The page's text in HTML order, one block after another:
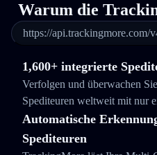
Warum die
https://api.trackingmore.com/
1,600+ integrierte
Verfolgen und überwachen
Spediteuren weltweit mit nur
Automatische
Spediteuren